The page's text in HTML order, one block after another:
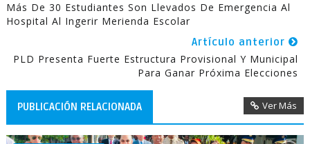
Más De 30 Estudiantes Son Llevados De Emergencia Al
Hospital Al Ingerir Merienda Escolar
Artículo anterior
PLD Presenta Fuerte Estructura Provisional Y Municipal
Para Ganar Próxima Elecciones
PUBLICACIÓN RELACIONADA Ver Más